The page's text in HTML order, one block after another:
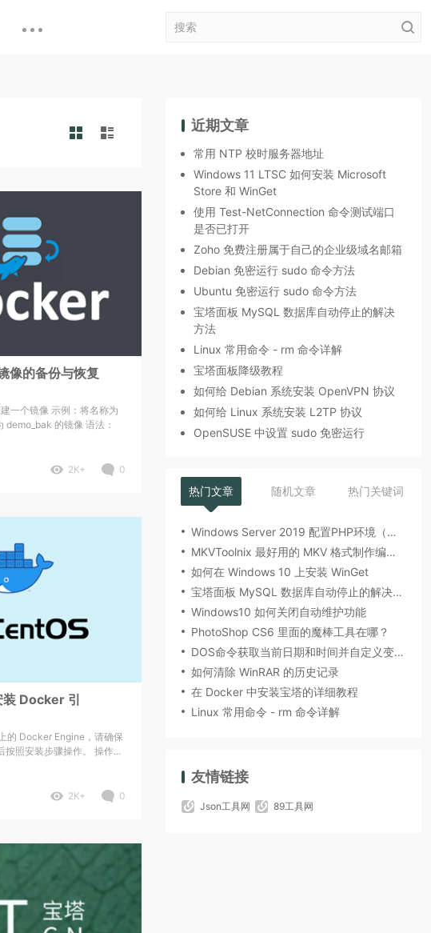
像的备份与恢复
一个镜像 示例：将名称为
demo_bak 的镜像 语法：
2K+ 0
Docker 引
的 Docker Engine，请确保
按照安装步骤操作。 操作...
2K+ 0
近期文章
常用 NTP 校时服务器地址
Windows 11 LTSC 如何安装 Microsoft
Store 和 WinGet
使用 Test-NetConnection 命令测试端口
是否已打开
Zoho 免费注册属于自己的企业级域名邮箱
Debian 免密运行 sudo 命令方法
Ubuntu 免密运行 sudo 命令方法
宝塔面板 MySQL 数据库自动停止的解决
方法
Linux 常用命令 - rm 命令详解
宝塔面板降级教程
如何给 Debian 系统安装 OpenVPN 协议
如何给 Linux 系统安装 L2TP 协议
OpenSUSE 中设置 sudo 免密运行
热门文章 随机文章 热门关键词
Windows Server 2019 配置PHP环境（图文教程）
MKVToolnix 最好用的 MKV 格式制作编辑工具
如何在 Windows 10 上安装 WinGet
宝塔面板 MySQL 数据库自动停止的解决方法
Windows10 如何关闭自动维护功能
PhotoShop CS6 里面的魔棒工具在哪？
DOS命令获取当前日期和时间并自定义变量输出
如何清除 WinRAR 的历史记录
在 Docker 中安装宝塔的详细教程
Linux 常用命令 - rm 命令详解
友情链接
Json工具网 89工具网